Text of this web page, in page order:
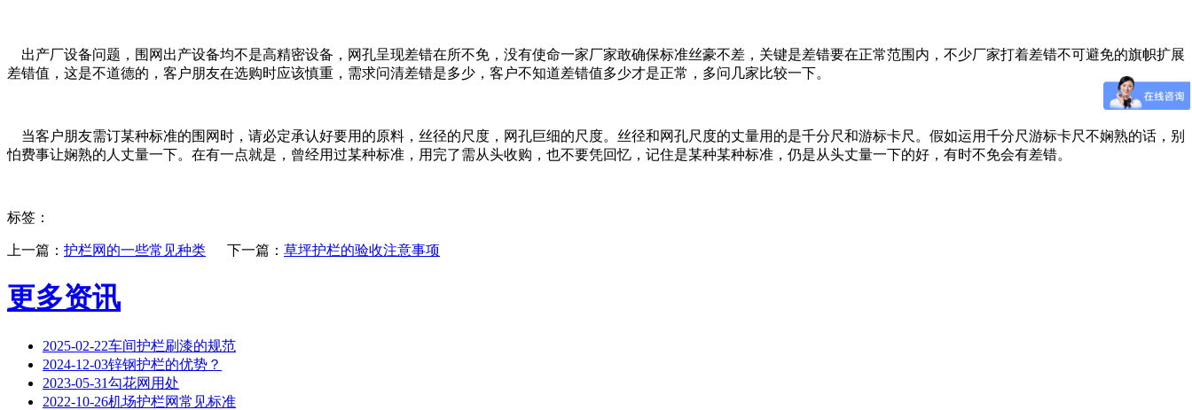
出产厂设备问题，围网出产设备均不是高精密设备，网孔呈现差错在所不免，没有使命一家厂家敢确保标准丝豪不差，关键是差错要在正常范围内，不少厂家打着差错不可避免的旗帜扩展
差错值，这是不道德的，客户朋友在选购时应该慎重，需求问清差错是多少，客户不知道差错值多少才是正常，多问几家比较一下。
当客户朋友需订某种标准的围网时，请必定承认好要用的原料，丝径的尺度，网孔巨细的尺度。丝径和网孔尺度的丈量用的是千分尺和游标卡尺。假如运用千分尺游标卡尺不娴熟的话，别
怕费事让娴熟的人丈量一下。在有一点就是，曾经用过某种标准，用完了需从头收购，也不要凭回忆，记住是某种某种标准，仍是从头丈量一下的好，有时不免会有差错。
标签：
上一篇： 护栏网的一些常见种类 下一篇： 草坪护栏的验收注意事项
更多资讯
2025-02-22‌车间护栏刷漆的规范
2024-12-03锌钢护栏的优势？
2023-05-31勾花网用处
2022-10-26机场护栏网常见标准